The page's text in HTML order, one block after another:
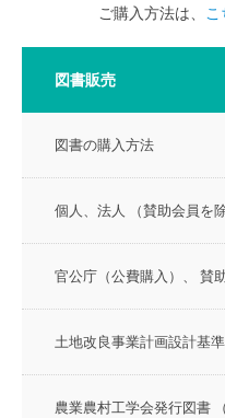
ご購入方法は、 こ
図書販売
図書の購入方法
個人、法人 （賛助会員を
官公庁（公費購入）、 賛
土地改良事業計画設計基
農業農村工学会発行図書